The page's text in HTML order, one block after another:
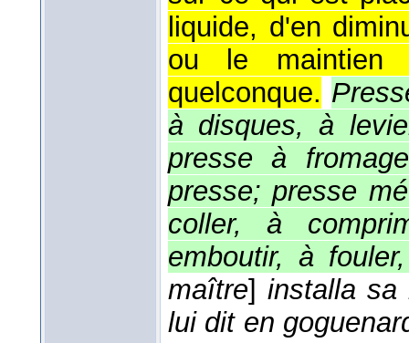
liquide, d'en
ou le maintien
quelconque.
à disques, à
presse à
presse; presse
coller, à
emboutir, à
maître] installa sa
lui dit en